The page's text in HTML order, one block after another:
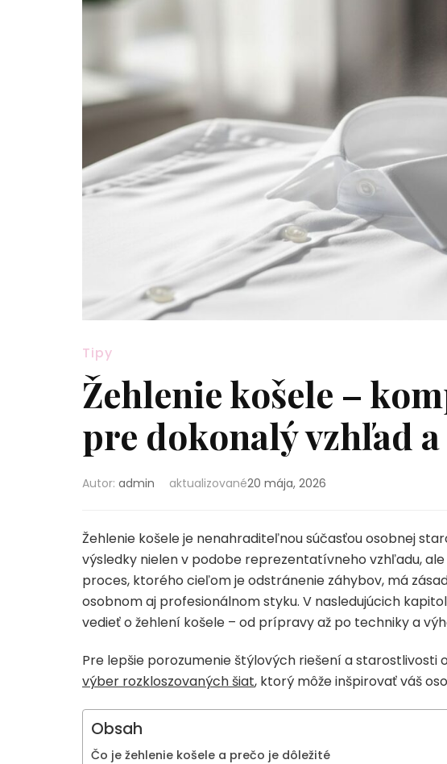
Tipy
Žehlenie košele –
pre dokonalý vzhľad
Autor: admin aktualizované20 mája, 2026
Žehlenie košele je nenahraditeľnou súčasťou osobnej
výsledky nielen v podobe reprezentatívneho vzhľadu,
proces, ktorého cieľom je odstránenie záhybov, má
osobnom aj profesionálnom styku. V nasledujúcich
vedieť o žehlení košele – od prípravy až po techniky a
Pre lepšie porozumenie štýlových riešení a starostlivosti
výber rozkloszovaných šiat, ktorý môže inšpirovať váš
Obsah
Čo je žehlenie košele a prečo je dôležité